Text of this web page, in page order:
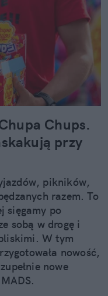
Chups.
przy
pikników,
razem. To
sięgamy po
sobą w drogę i
W tym
nowość,
nowe